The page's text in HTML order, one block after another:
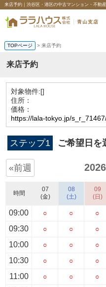
来店予約｜渋谷区・港区の中古マンション・不動
TOPページ > 来店予約
来店予約
対象物件:[]
住所：
価格：
https://lala-tokyo.jp/
ステップ1 ご希望日を
«前週
時間
09:00
09:30
10:00
10:30
11:00
07
(金)
○
○
○
○
○
08
(土)
○
○
○
○
○
09
(日)
○
○
○
○
○